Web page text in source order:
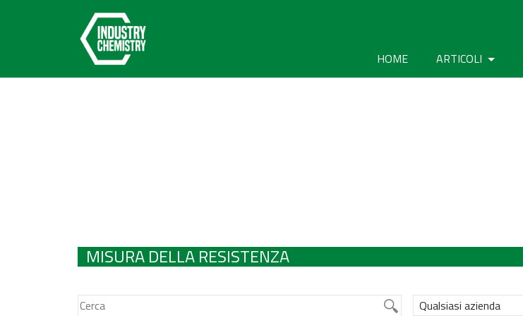
HOME ARTICOLI
MISURA DELLA RESISTENZA
Qualsiasi azienda